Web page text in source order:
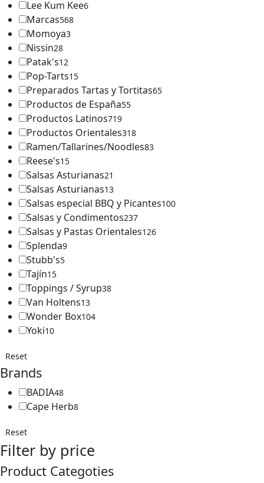
Lee Kum Kee6
Marcas568
Momoya3
Nissin28
Patak's12
Pop-Tarts15
Preparados Tartas y Tortitas65
Productos de España55
Productos Latinos719
Productos Orientales318
Ramen/Tallarines/Noodles83
Reese's15
Salsas Asturianas21
Salsas Asturianas13
Salsas especial BBQ y Picantes100
Salsas y Condimentos237
Salsas y Pastas Orientales126
Splenda9
Stubb's5
Tajín15
Toppings / Syrup38
Van Holtens13
Wonder Box104
Yoki10
Reset
Brands
BADIA48
Cape Herb8
Reset
Filter by price
Product Categoties